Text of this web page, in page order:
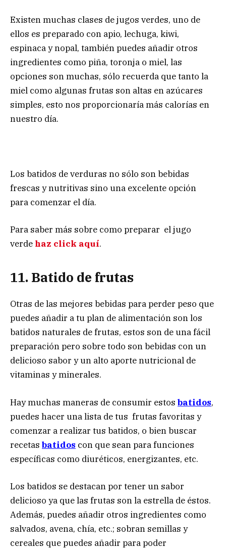
Existen muchas clases de jugos verdes, uno de
ellos es preparado con apio, lechuga, kiwi,
espinaca y nopal, también puedes añadir otros
ingredientes como piña, toronja o miel, las
opciones son muchas, sólo recuerda que tanto la
miel como algunas frutas son altas en azúcares
simples, esto nos proporcionaría más calorías en
nuestro día.
Los batidos de verduras no sólo son bebidas
frescas y nutritivas sino una excelente opción
para comenzar el día.
Para saber más sobre como preparar el jugo
verde haz click aquí.
11. Batido de frutas
Otras de las mejores bebidas para perder peso que
puedes añadir a tu plan de alimentación son los
batidos naturales de frutas, estos son de una fácil
preparación pero sobre todo son bebidas con un
delicioso sabor y un alto aporte nutricional de
vitaminas y minerales.
Hay muchas maneras de consumir estos batidos,
puedes hacer una lista de tus frutas favoritas y
comenzar a realizar tus batidos, o bien buscar
recetas batidos con que sean para funciones
específicas como diuréticos, energizantes, etc.
Los batidos se destacan por tener un sabor
delicioso ya que las frutas son la estrella de éstos.
Además, puedes añadir otros ingredientes como
salvados, avena, chía, etc.; sobran semillas y
cereales que puedes añadir para poder